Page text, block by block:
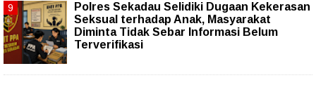
Polres Sekadau Selidiki Dugaan Kekerasan
Seksual terhadap Anak, Masyarakat
Diminta Tidak Sebar Informasi Belum
Terverifikasi